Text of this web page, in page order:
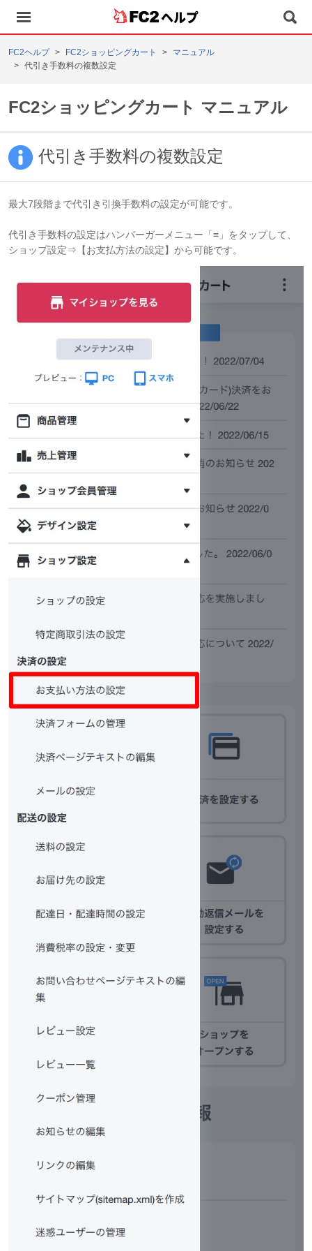
ヘルプ
FC2ヘルプ FC2ショッピングカート
マニュアル
代引き手数料の複数設定
FC2ショッピングカート マニュアル
代引き手数料の複数設定
最大7段階まで代引き引換手数料の設定が可能です。
代引き手数料の設定はハンバーガーメニュー「≡」をタップして、
ショップ設定⇒【お支払方法の設定】から可能です。